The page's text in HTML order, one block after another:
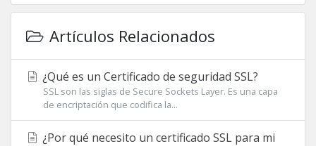
Artículos Relacionados
¿Qué es un Certificado de seguridad SSL?
SSL son las siglas de Secure Sockets Layer. Es una capa
de encriptación que codifica la...
¿Por qué necesito un certificado SSL para mi